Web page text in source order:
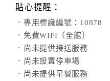
貼心提醒：
．專用標識編號：10878
．免費WIFI（全館）
．尚未提供接送服務
．尚未設置停車場
．尚未提供早餐服務